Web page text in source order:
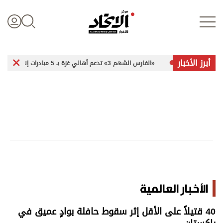
علوم الدار
اقتصاد
أبرز الأخبار«الفارس الشهم 3» تدعم أهالي غزة بـ 5 مبادرات إنسانية
الأخبار العالمية
40 قتيلاً على الأقل إثر سقوط حافلة بوادٍ عميق في